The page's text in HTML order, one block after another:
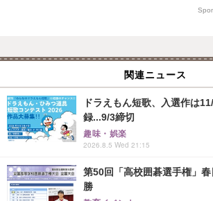
関連ニュース
ドラえもん短歌、入選作は
録...9/3締切
趣味・娯楽
2026.8.5 Wed 21:15
第50回「高校囲碁選手権」
勝